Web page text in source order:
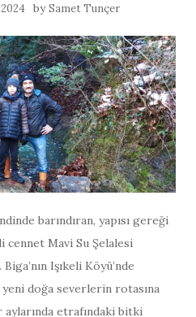
bySamet Tunçer
barındıran, yapısı gereği
cennet Mavi Su Şelalesi
Işıkeli Köyü’nde
doğa severlerin rotasına
etrafındaki bitki